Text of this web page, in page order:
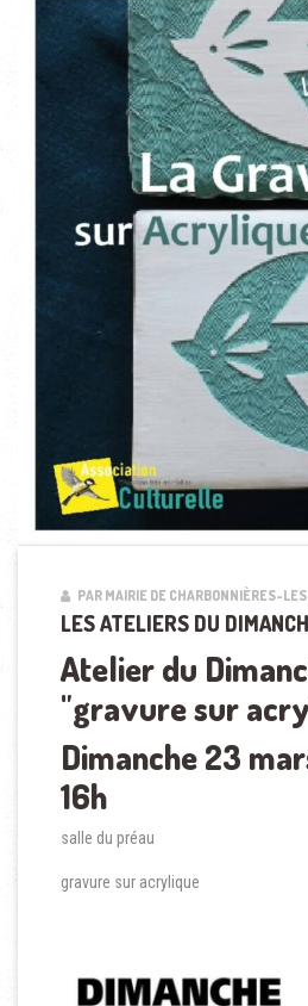
PAR MAIRIE DE CHARBONNIÈRES-
LES ATELIERS DU
Atelier du
"gravure sur
Dimanche 23
16h
salle du préau
gravure sur acrylique